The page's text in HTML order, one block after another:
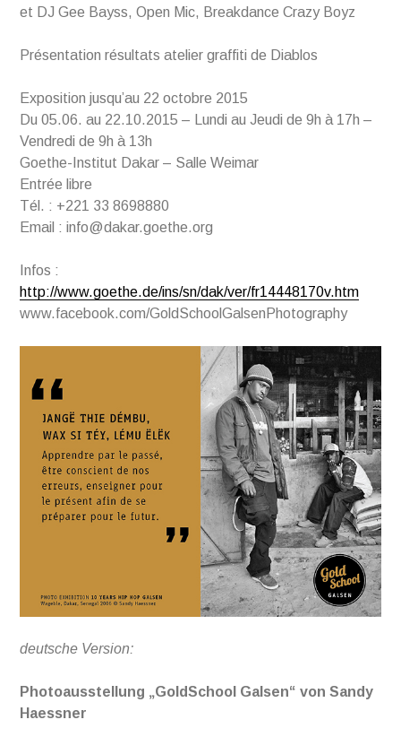
et DJ Gee Bayss, Open Mic, Breakdance Crazy Boyz
Présentation résultats atelier graffiti de Diablos
Exposition jusqu’au 22 octobre 2015
Du 05.06. au 22.10.2015 – Lundi au Jeudi de 9h à 17h –
Vendredi de 9h à 13h
Goethe-Institut Dakar – Salle Weimar
Entrée libre
Tél. : +221 33 8698880
Email : info@dakar.goethe.org
Infos :
http://www.goethe.de/ins/sn/dak/ver/fr14448170v.htm
www.facebook.com/GoldSchoolGalsenPhotography
deutsche Version:
Photoausstellung „GoldSchool Galsen“ von Sandy
Haessner